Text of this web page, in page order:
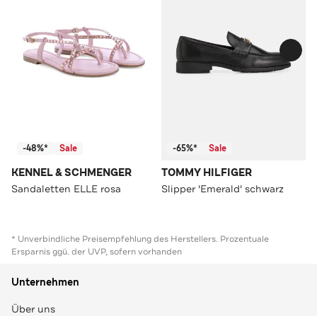
-48%* Sale
KENNEL & SCHMENGER
Sandaletten ELLE rosa
-65%* Sale
TOMMY HILFIGER
Slipper 'Emerald' schwarz
* Unverbindliche Preisempfehlung des Herstellers. Prozentuale
Ersparnis ggü. der UVP, sofern vorhanden
Unternehmen
Über uns